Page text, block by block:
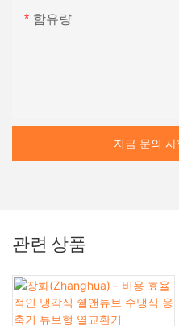
함유량
지금 문의
관련 상품